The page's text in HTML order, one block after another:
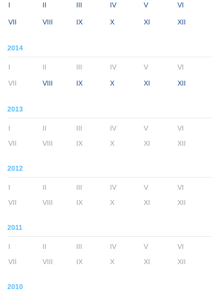
I II III IV V VI
VII VIII IX X XI XII
2014
I II III IV V VI
VII VIII IX X XI XII
2013
I II III IV V
VI
VII
VIII IX X XI XII
2012
I II III IV V
VI
VII
VIII IX X XI XII
2011
I II III IV V
VI
VII
VIII IX X XI XII
2010